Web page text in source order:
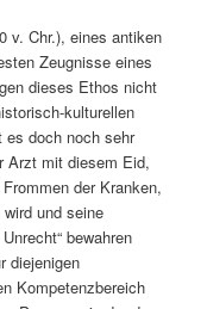
v. Chr.), eines antiken
Zeugnisse eines
dieses Ethos nicht
kulturellen
es doch noch sehr
Arzt mit diesem Eid,
der Kranken,
und seine
bewahren
diejenigen
Kompetenzbereich